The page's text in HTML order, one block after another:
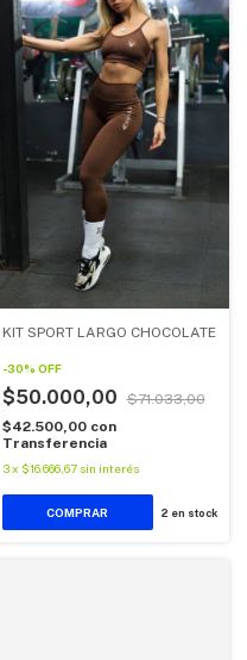
KIT SPORT LARGO CHOCOLATE
-30% OFF
$50.000,00
$71.033,00
$42.500,00 con
Transferencia
3 x $16.666,67 sin interés
COMPRAR 2 en stock